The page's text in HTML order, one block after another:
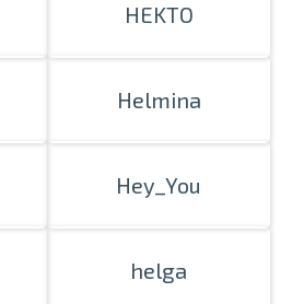
HEKTO
Helmina
Hey_You
helga